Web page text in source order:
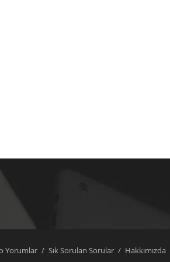
Yorumlar Sık Sorulan Sorular Hakkımızda